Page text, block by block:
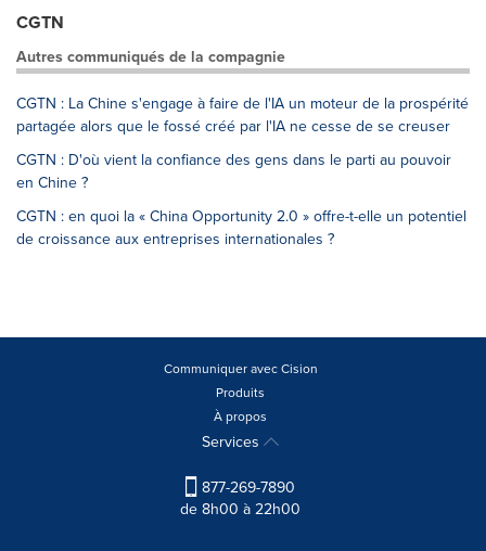
CGTN
Autres communiqués de la compagnie
CGTN : La Chine s'engage à faire de l'IA un moteur de la prospérité
partagée alors que le fossé créé par l'IA ne cesse de se creuser
CGTN : D'où vient la confiance des gens dans le parti au pouvoir
en Chine ?
CGTN : en quoi la « China Opportunity 2.0 » offre-t-elle un potentiel
de croissance aux entreprises internationales ?
Communiquer avec Cision
Produits
À propos
Services
877-269-7890
de 8h00 à 22h00